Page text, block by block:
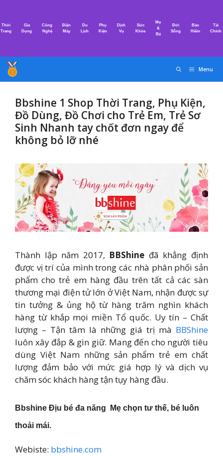
nội
Thời
Trang
Gia
Dụng
Công
Nghệ
Điện
Máy
Du
Lịch
Phụ
Kiện
Dịch
Vụ
Sức
Khỏe
Mẹ
&
Bé
Đời
Sống
Bảo
Hiểm
Tài
Chính
Menu
Bbshine 1 Shop Thời Trang, Phụ Kiện,
Đồ Dùng, Đồ Chơi cho Trẻ Em, Trẻ Sơ
Sinh Nhanh tay chốt đơn ngay để
không bỏ lỡ nhé
Thành lập năm 2017, BBShine đã khẳng định
được vị trí của mình trong các nhà phân phối sản
phẩm cho trẻ em hàng đầu trên tất cả các sàn
thương mại điện tử lớn ở Việt Nam, nhận được sự
tin tưởng & ủng hộ từ hàng trăm nghìn khách
hàng từ khắp mọi miền Tổ quốc. Uy tín – Chất
lượng – Tận tâm là những giá trị mà BBShine
luôn xây đắp & gìn giữ. Mang đến cho người tiêu
dùng Việt Nam những sản phẩm trẻ em chất
lượng đảm bảo với mức giá hợp lý và dịch vụ
chăm sóc khách hàng tận tụy hàng đầu.
Bbshine Địu bé đa năng Mẹ chọn tư thế, bé luôn
thoải mái.
Webiste: bbshine.com